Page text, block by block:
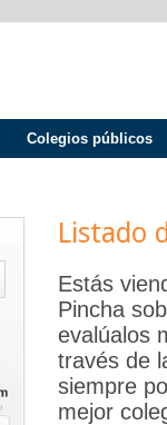
Colegios públicos
Listado
Estás
Pincha
evalúalos
través de
siempre
mejor